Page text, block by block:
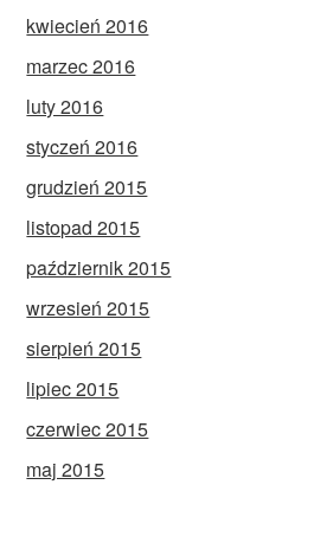
kwiecień 2016
marzec 2016
luty 2016
styczeń 2016
grudzień 2015
listopad 2015
październik 2015
wrzesień 2015
sierpień 2015
lipiec 2015
czerwiec 2015
maj 2015